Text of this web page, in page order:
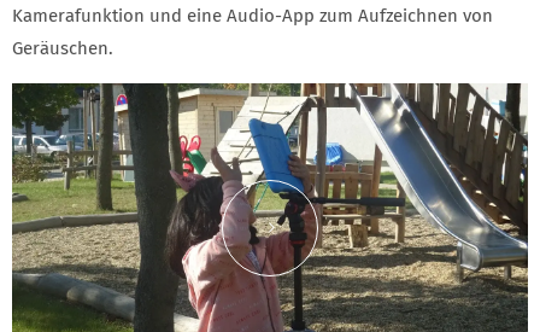
Kamerafunktion und eine Audio-App zum Aufzeichnen von
Geräuschen.
Inhalt von YouTube laden